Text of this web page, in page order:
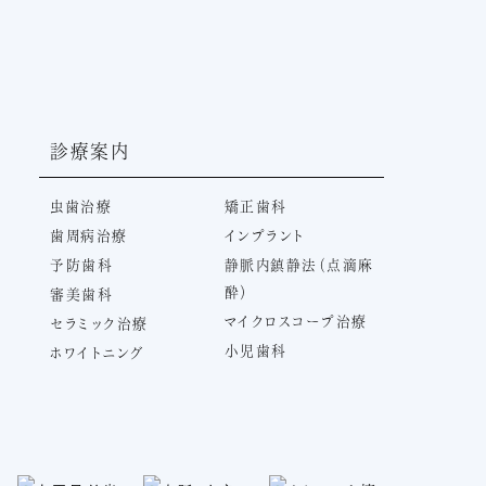
診療案内
虫歯治療
歯周病治療
予防歯科
審美歯科
セラミック治療
ホワイトニング
矯正歯科
インプラント
静脈内鎮静法（点滴麻
酔）
マイクロスコープ治療
小児歯科